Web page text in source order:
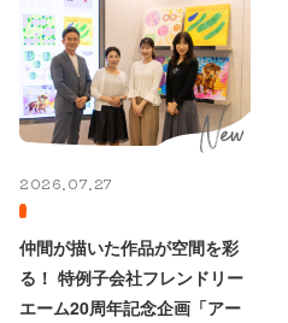
2026.07.27
仲間が描いた作品が空間を彩
る！ 特例子会社フレンドリー
エーム20周年記念企画「アー